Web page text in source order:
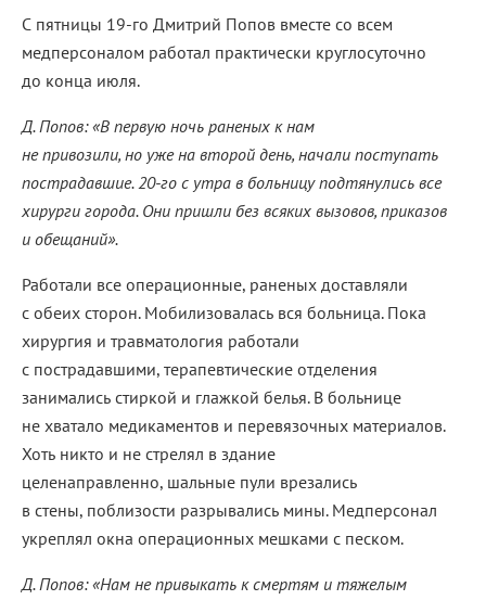
С пятницы 19-го Дмитрий Попов вместе со всем
медперсоналом работал практически круглосуточно
до конца июля.
Д. Попов: «В первую ночь раненых к нам
не привозили, но уже на второй день, начали поступать
пострадавшие. 20-го с утра в больницу подтянулись все
хирурги города. Они пришли без всяких вызовов, приказов
и обещаний».
Работали все операционные, раненых доставляли
с обеих сторон. Мобилизовалась вся больница. Пока
хирургия и травматология работали
с пострадавшими, терапевтические отделения
занимались стиркой и глажкой белья. В больнице
не хватало медикаментов и перевязочных материалов.
Хоть никто и не стрелял в здание
целенаправленно, шальные пули врезались
в стены, поблизости разрывались мины. Медперсонал
укреплял окна операционных мешками с песком.
Д. Попов: «Нам не привыкать к смертям и тяжелым